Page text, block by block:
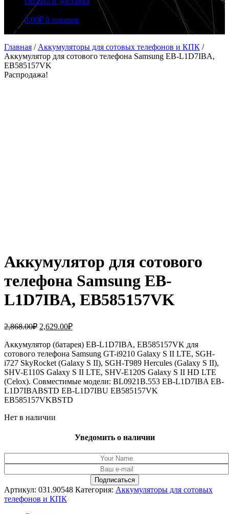
0.00₽ 0 товаров
Главная / Аккумуляторы для сотовых телефонов и КПК /
Аккумулятор для сотового телефона Samsung EB-L1D7IBA,
EB585157VK
Распродажа!
Аккумулятор для сотового
телефона Samsung EB-
L1D7IBA, EB585157VK
2,868.00₽ Первоначальная
составляла
2,868.00₽.
2,629.00₽Текущая
2,629.00₽.
Аккумулятор (батарея) EB-L1D7IBA, EB585157VK для
сотового телефона Samsung GT-i9210 Galaxy S II LTE, SGH-
i727 SkyRocket (Galaxy S II), SGH-T989 Hercules (Galaxy S II),
SHV-E110S Galaxy S II LTE, SHV-E120S Galaxy S II HD LTE
(Celox). Совместимые модели: BL0921B.553 EB-L1D7IBA EB-
L1D7IBABSTD EB-L1D7IBU EB585157VK
EB585157VKBSTD
Нет в наличии
Уведомить о наличии
Артикул: 031.90548 Категория: Аккумуляторы для сотовых
телефонов и КПК